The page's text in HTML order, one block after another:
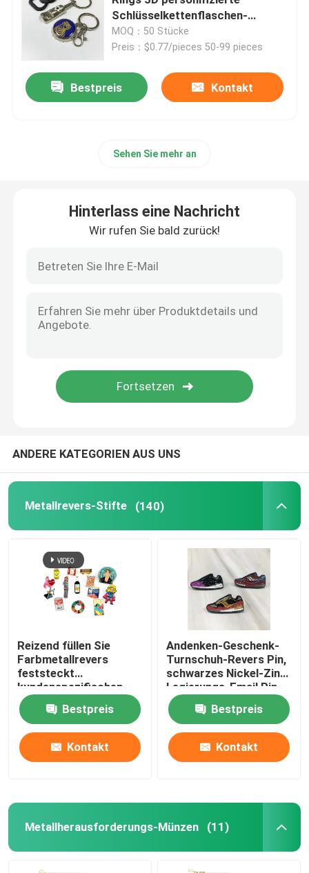
Metallherausforderungs-Münzen
Metallsport-Medaille
Gestickte Stoff-Flecken
Metallgeldbörsen-Clip
Hängende Erkennungsmarke
Fördernde Geschäfts-Geschenke
Schlüsselkettenflaschen-
Öffner-Schlüsselring
MOQ：50 Stücke
Preis：$0.77/pieces 50-99 pieces
Bestpreis Kontakt
Sehen Sie mehr an
Hinterlass eine Nachricht
Wir rufen Sie bald zurück!
ANDERE KATEGORIEN AUS UNS
Metallrevers-Stifte (140)
Reizend füllen Sie
Farbmetallrevers
feststeckt
kundenspezifischen
Logo Western
Brooches Cartoon
Badges aus
Bestpreis
Kontakt
Andenken-Geschenk-
Turnschuh-Revers Pin,
schwarzes Nickel-Zink-
Legierungs-Email Pin
Shoes Badge
Bestpreis
Kontakt
Metallherausforderungs-Münzen (11)